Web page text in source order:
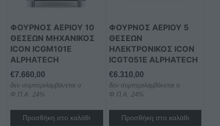
ΦΟΥΡΝΟΣ ΑΕΡΙΟΥ 10
ΘΕΣΕΩΝ ΜΗΧΑΝΙΚΟΣ
ICON ICGM101E
ALPHATECH
€7.660,00
δεν συμπεριλαμβάνεται ο
Φ.Π.Α. 24%
Προσθήκη στο καλάθι
ΦΟΥΡΝΟΣ ΑΕΡΙΟΥ 5
ΘΕΣΕΩΝ
ΗΛΕΚΤΡΟΝΙΚΟΣ ICON
ICGT051E ALPHATECH
€6.310,00
δεν συμπεριλαμβάνεται ο
Φ.Π.Α. 24%
Προσθήκη στο καλάθι